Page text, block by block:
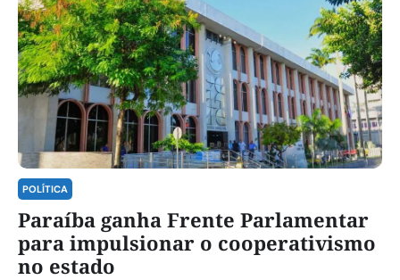
POLÍTICA
Paraíba ganha Frente Parlamentar
para impulsionar o cooperativismo
no estado